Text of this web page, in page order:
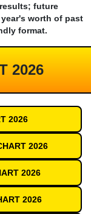
future
worth of past
format.
2026
2026
2026
2026
2026